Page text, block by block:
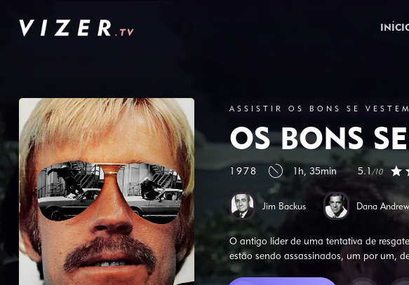
ASSISTIR OS BONS SE
OS BONS
1978 1h, 35min 5.1 /10
Jim Backus Dana
O antigo líder de uma tentativa de
estão sendo assassinados, um por um,